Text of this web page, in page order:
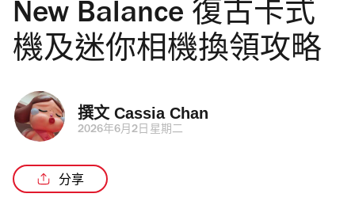
New Balance 復古卡式
機及迷你相機換領攻略
撰文 Cassia Chan
2026年6月2日星期二
分享